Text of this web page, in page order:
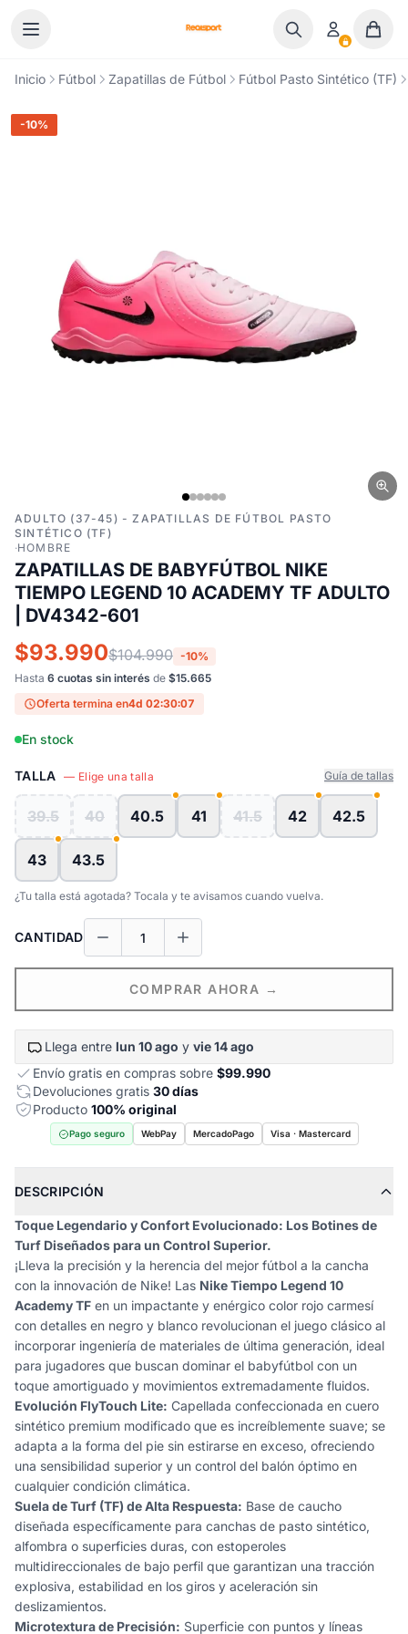
Inicio Fútbol Zapatillas de Fútbol Fútbol Pasto Sintético (TF)
-10%
ADULTO (37-45) - ZAPATILLAS DE FÚTBOL PASTO
SINTÉTICO (TF)
·HOMBRE
ZAPATILLAS DE BABYFÚTBOL NIKE
TIEMPO LEGEND 10 ACADEMY TF ADULTO
| DV4342-601
$93.990$104.990 -10%
Hasta 6 cuotas sin interés de $15.665
Oferta termina en4d 02:30:06
En stock
TALLA — Elige una talla Guía de tallas
39.5 40 40.5 41 41.5 42 42.5
43 43.5
¿Tu talla está agotada? Tocala y te avisamos cuando vuelva.
CANTIDAD
COMPRAR AHORA →
Llega entre lun 10 ago y vie 14 ago
Envío gratis en compras sobre $99.990
Devoluciones gratis 30 días
Producto 100% original
Pago seguro WebPay MercadoPago Visa · Mastercard
DESCRIPCIÓN
Toque Legendario y Confort Evolucionado: Los Botines de
Turf Diseñados para un Control Superior.
¡Lleva la precisión y la herencia del mejor fútbol a la cancha
con la innovación de Nike! Las Nike Tiempo Legend 10
Academy TF en un impactante y enérgico color rojo carmesí
con detalles en negro y blanco revolucionan el juego clásico al
incorporar ingeniería de materiales de última generación, ideal
para jugadores que buscan dominar el babyfútbol con un
toque amortiguado y movimientos extremadamente fluidos.
Evolución FlyTouch Lite: Capellada confeccionada en cuero
sintético premium modificado que es increíblemente suave; se
adapta a la forma del pie sin estirarse en exceso, ofreciendo
una sensibilidad superior y un control del balón óptimo en
cualquier condición climática.
Suela de Turf (TF) de Alta Respuesta: Base de caucho
diseñada específicamente para canchas de pasto sintético,
alfombra o superficies duras, con estoperoles
multidireccionales de bajo perfil que garantizan una tracción
explosiva, estabilidad en los giros y aceleración sin
deslizamientos.
Microtextura de Precisión: Superficie con puntos y líneas